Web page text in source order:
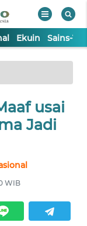
Ekuin Sains-
usai
Jadi
WIB